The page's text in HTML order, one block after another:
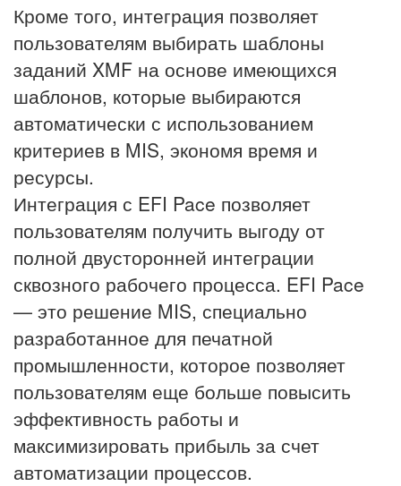
Кроме того, интеграция позволяет
пользователям выбирать шаблоны
заданий XMF на основе имеющихся
шаблонов, которые выбираются
автоматически с использованием
критериев в MIS, экономя время и
ресурсы.
Интеграция с EFI Pace позволяет
пользователям получить выгоду от
полной двусторонней интеграции
сквозного рабочего процесса. EFI Pace
— это решение MIS, специально
разработанное для печатной
промышленности, которое позволяет
пользователям еще больше повысить
эффективность работы и
максимизировать прибыль за счет
автоматизации процессов.